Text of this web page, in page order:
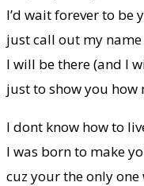
I’d wait forever to be
just call out my
I will be there (and I
just to show you how
I dont know how to
I was born to make
cuz your the only